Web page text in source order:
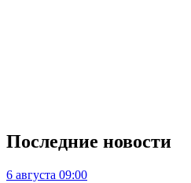
Последние новости
6 августа 09:00